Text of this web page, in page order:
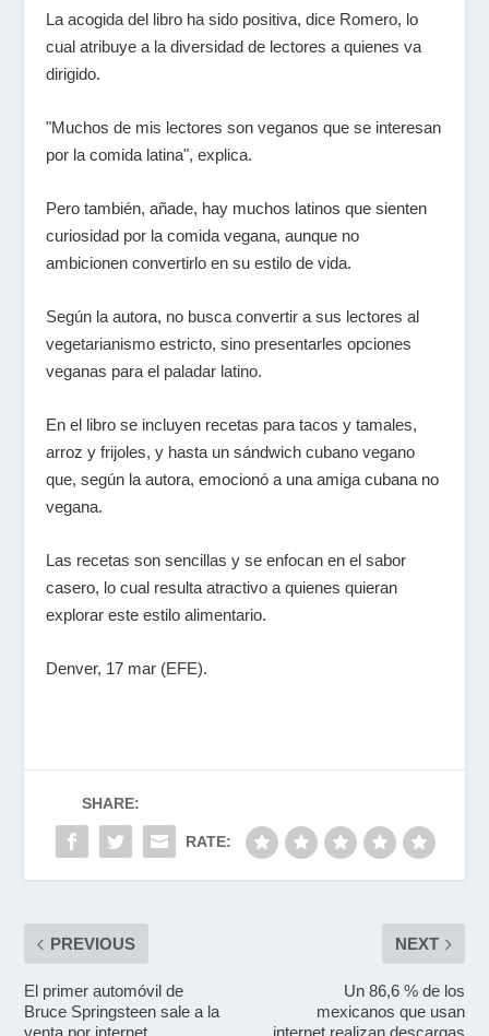
La acogida del libro ha sido positiva, dice Romero, lo
cual atribuye a la diversidad de lectores a quienes va
dirigido.
"Muchos de mis lectores son veganos que se interesan
por la comida latina", explica.
Pero también, añade, hay muchos latinos que sienten
curiosidad por la comida vegana, aunque no
ambicionen convertirlo en su estilo de vida.
Según la autora, no busca convertir a sus lectores al
vegetarianismo estricto, sino presentarles opciones
veganas para el paladar latino.
En el libro se incluyen recetas para tacos y tamales,
arroz y frijoles, y hasta un sándwich cubano vegano
que, según la autora, emocionó a una amiga cubana no
vegana.
Las recetas son sencillas y se enfocan en el sabor
casero, lo cual resulta atractivo a quienes quieran
explorar este estilo alimentario.
Denver, 17 mar (EFE).
SHARE:
RATE:
PREVIOUS
El primer automóvil de
Bruce Springsteen sale a la
venta por internet
NEXT
Un 86,6 % de los
mexicanos que usan
internet realizan descargas